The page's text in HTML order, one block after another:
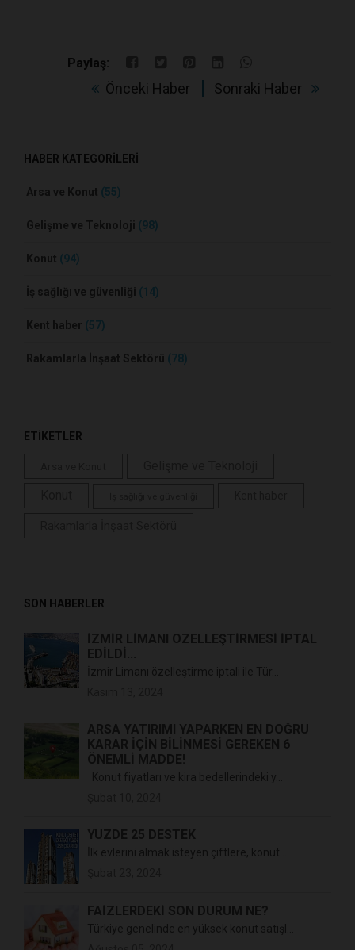
Paylaş:
Önceki Haber Sonraki Haber
HABER KATEGORİLERİ
Arsa ve Konut (55)
Gelişme ve Teknoloji (98)
Konut (94)
İş sağlığı ve güvenliği (14)
Kent haber (57)
Rakamlarla İnşaat Sektörü (78)
ETİKETLER
SON HABERLER
İZMİR LİMANI ÖZELLEŞTİRMESİ İPTAL
EDİLDİ...
İzmir Limanı özelleştirme iptali ile Tür...
ARSA YATIRIMI YAPARKEN EN DOĞRU
KARAR İÇİN BİLİNMESİ GEREKEN 6
ÖNEMLİ MADDE!
Konut fiyatları ve kira bedellerindeki y...
YÜZDE 25 DESTEK
İlk evlerini almak isteyen çiftlere, konut ...
FAİZLERDEKİ SON DURUM NE?
Türkiye genelinde en yüksek konut satışl...